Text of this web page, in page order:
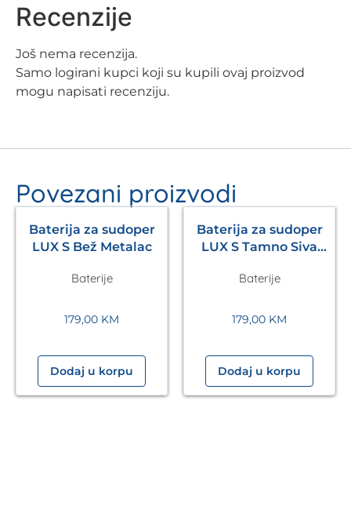
Recenzije
Još nema recenzija.
Samo logirani kupci koji su kupili ovaj proizvod
mogu napisati recenziju.
Povezani proizvodi
Baterija za sudoper
LUX S Bež Metalac
Baterije
179,00 KM
Dodaj u korpu
Baterija za sudoper
LUX S Tamno Siva
Baterije
179,00 KM
Dodaj u korpu